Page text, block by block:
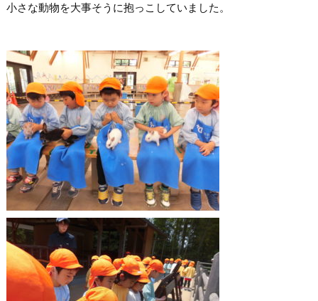
小さな動物を大事そうに抱っこしていました。